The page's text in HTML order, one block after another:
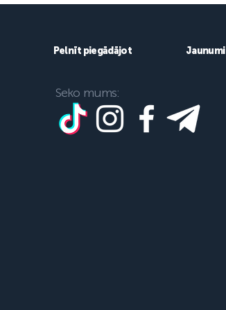
Pelnīt piegādājot Jaunumi
Seko mums: